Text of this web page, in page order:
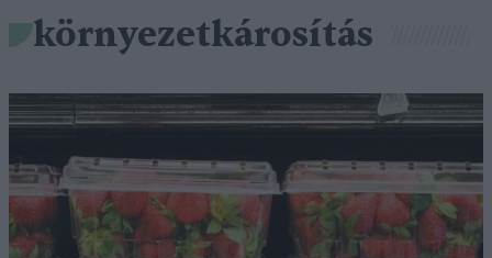
környezetkárosítás